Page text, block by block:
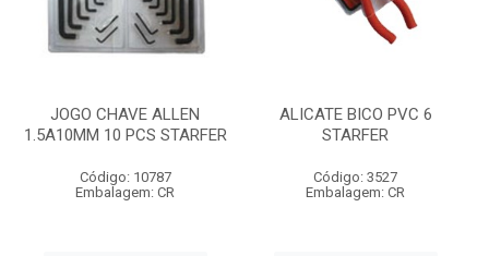
JOGO CHAVE ALLEN
1.5A10MM 10 PCS STARFER
Código: 10787
Embalagem: CR
ALICATE BICO PVC 6
STARFER
Código: 3527
Embalagem: CR